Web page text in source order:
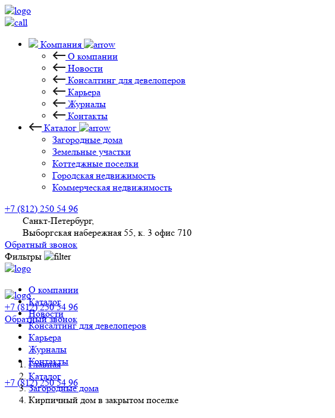
Компания
О компании
Новости
Консалтинг для девелоперов
Карьера
Журналы
Контакты
Каталог
Загородные дома
Земельные участки
Коттеджные поселки
Городская недвижимость
Коммерческая недвижимость
+7 (812) 250 54 96
Санкт-Петербург,
Выборгская набережная 55, к. 3 офис 710
Обратный звонок
Фильтры
О компании
Каталог
Новости
Консалтинг для девелоперов
Карьера
Журналы
Контакты
+7 (812) 250 54 96
+7 (812) 250 54 96
Обратный звонок
Главная
Каталог
Загородные дома
Кирпичный дом в закрытом поселке